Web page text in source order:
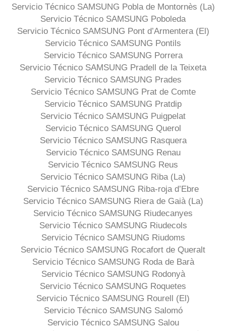
Servicio Técnico SAMSUNG Pobla de Montornès (La)
Servicio Técnico SAMSUNG Poboleda
Servicio Técnico SAMSUNG Pont d’Armentera (El)
Servicio Técnico SAMSUNG Pontils
Servicio Técnico SAMSUNG Porrera
Servicio Técnico SAMSUNG Pradell de la Teixeta
Servicio Técnico SAMSUNG Prades
Servicio Técnico SAMSUNG Prat de Comte
Servicio Técnico SAMSUNG Pratdip
Servicio Técnico SAMSUNG Puigpelat
Servicio Técnico SAMSUNG Querol
Servicio Técnico SAMSUNG Rasquera
Servicio Técnico SAMSUNG Renau
Servicio Técnico SAMSUNG Reus
Servicio Técnico SAMSUNG Riba (La)
Servicio Técnico SAMSUNG Riba-roja d’Ebre
Servicio Técnico SAMSUNG Riera de Gaià (La)
Servicio Técnico SAMSUNG Riudecanyes
Servicio Técnico SAMSUNG Riudecols
Servicio Técnico SAMSUNG Riudoms
Servicio Técnico SAMSUNG Rocafort de Queralt
Servicio Técnico SAMSUNG Roda de Barà
Servicio Técnico SAMSUNG Rodonyà
Servicio Técnico SAMSUNG Roquetes
Servicio Técnico SAMSUNG Rourell (El)
Servicio Técnico SAMSUNG Salomó
Servicio Técnico SAMSUNG Salou